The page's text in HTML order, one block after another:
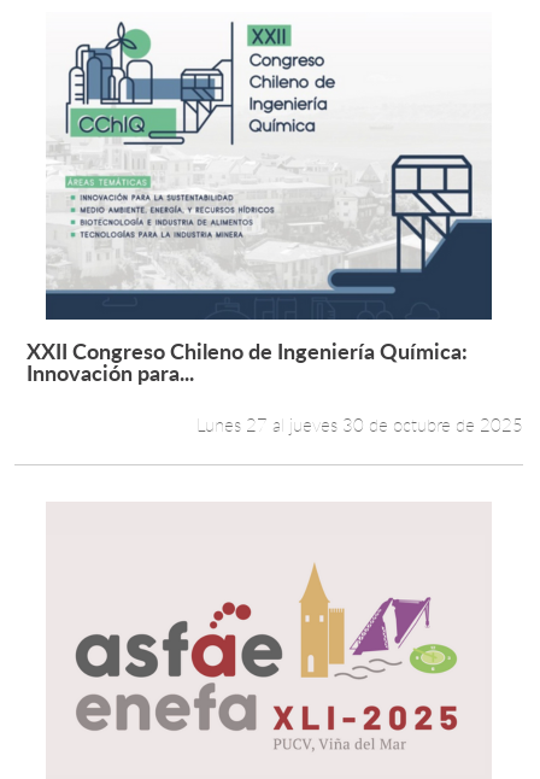
Leer más +
XXII Congreso Chileno de Ingeniería Química:
Innovación para...
Lunes 27 al jueves 30 de octubre de 2025